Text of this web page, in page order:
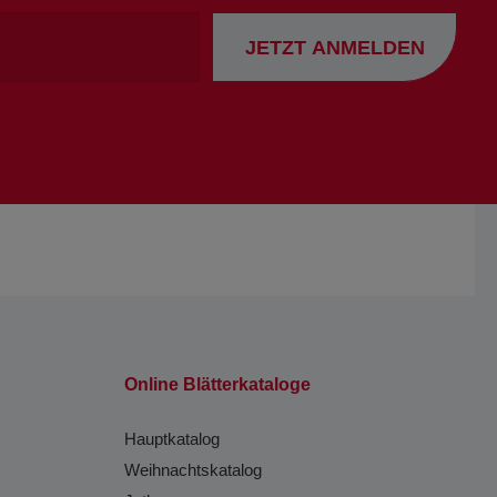
JETZT ANMELDEN
Online Blätterkataloge
Hauptkatalog
Weihnachtskatalog